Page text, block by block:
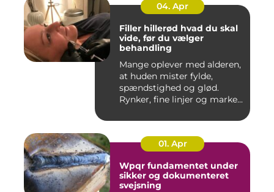
04. Apr
Filler hillerød hvad du skal
vide, før du vælger
behandling
Mange oplever med alderen,
at huden mister fylde,
spændstighed og glød.
Rynker, fine linjer og marke...
01. Apr
Wpqr fundamentet under
sikker og dokumenteret
svejsning